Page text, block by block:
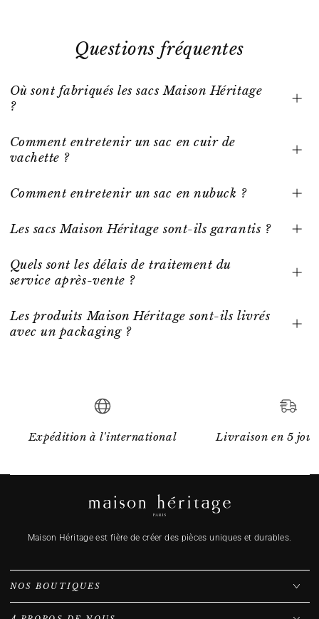
Questions fréquentes
Où sont fabriqués les sacs Maison Héritage
?
Comment entretenir un sac en cuir de
vachette ?
Comment entretenir un sac en nubuck ?
Les sacs Maison Héritage sont-ils garantis ?
Quels sont les délais de traitement du
service après-vente ?
Les produits Maison Héritage sont-ils livrés
avec un packaging ?
Expédition à l'international Livraison en 5
Maison Héritage est fière de créer des pièces uniques et durables.
NOS BOUTIQUES